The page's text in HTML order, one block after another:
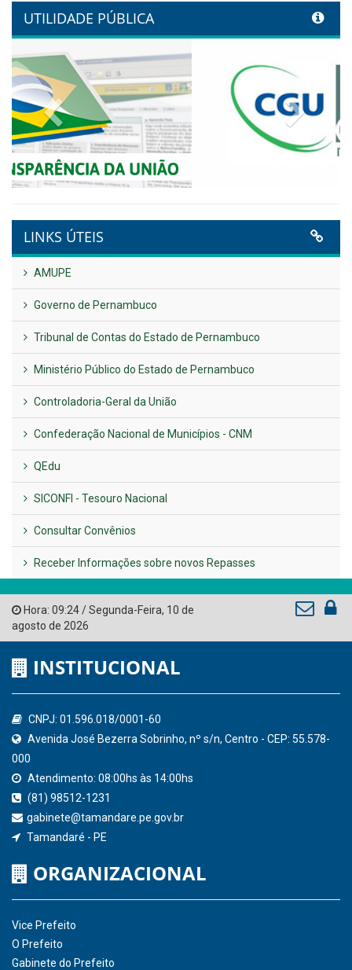
alinhamento estratégico do
Conecta+ Tamandaré.
NOTA DE PESAR E LUTO OFICIAL
Publicado em: 9 de junho de 2026
Plano Diretor – 2026
Publicado em: 14 de maio de 2026
VER TODAS NOTÍCIAS
UTILIDADE PÚBLICA
Previous
LINKS ÚTEIS
AMUPE
Governo de Pernambuco
Tribunal de Contas do Estado de Pernambuco
Ministério Público do Estado de Pernambuco
Controladoria-Geral da União
Confederação Nacional de Municípios - CNM
QEdu
Consultar Convênios
Receber Informações sobre novos Repasses
Hora:09:24/ Segunda-Feira,10 de
agosto de 2026
INSTITUCIONAL